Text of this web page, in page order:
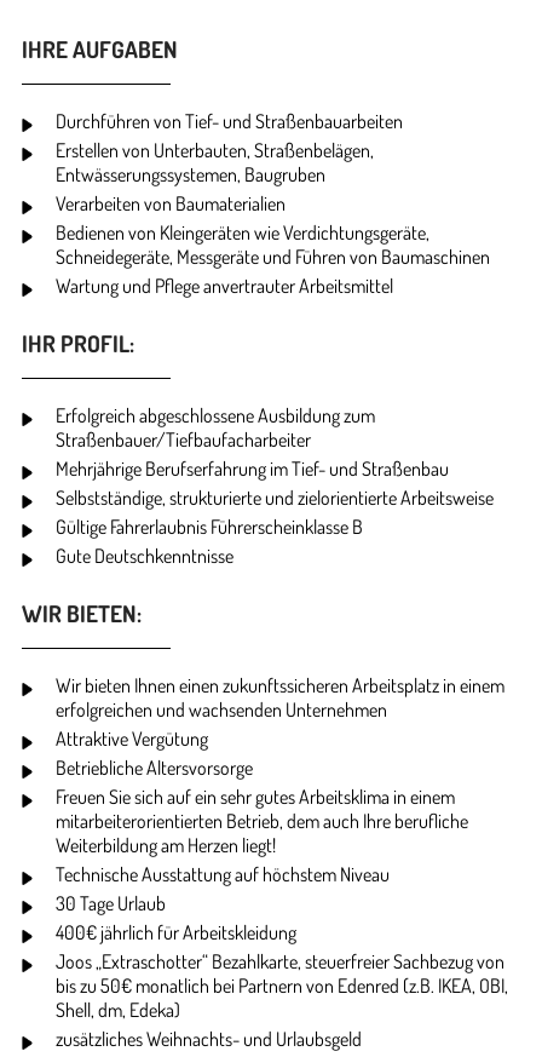
IHRE AUFGABEN
Durchführen von Tief- und Straßenbauarbeiten
Erstellen von Unterbauten, Straßenbelägen,
Entwässerungssystemen, Baugruben
Verarbeiten von Baumaterialien
Bedienen von Kleingeräten wie Verdichtungsgeräte,
Schneidegeräte, Messgeräte und Führen von Baumaschinen
Wartung und Pflege anvertrauter Arbeitsmittel
IHR PROFIL:
Erfolgreich abgeschlossene Ausbildung zum
Straßenbauer/Tiefbaufacharbeiter
Mehrjährige Berufserfahrung im Tief- und Straßenbau
Selbstständige, strukturierte und zielorientierte Arbeitsweise
Gültige Fahrerlaubnis Führerscheinklasse B
Gute Deutschkenntnisse
WIR BIETEN:
Wir bieten Ihnen einen zukunftssicheren Arbeitsplatz in einem
erfolgreichen und wachsenden Unternehmen
Attraktive Vergütung
Betriebliche Altersvorsorge
Freuen Sie sich auf ein sehr gutes Arbeitsklima in einem
mitarbeiterorientierten Betrieb, dem auch Ihre berufliche
Weiterbildung am Herzen liegt!
Technische Ausstattung auf höchstem Niveau
30 Tage Urlaub
400€ jährlich für Arbeitskleidung
Joos „Extraschotter“ Bezahlkarte, steuerfreier Sachbezug von
bis zu 50€ monatlich bei Partnern von Edenred (z.B. IKEA, OBI,
Shell, dm, Edeka)
zusätzliches Weihnachts- und Urlaubsgeld